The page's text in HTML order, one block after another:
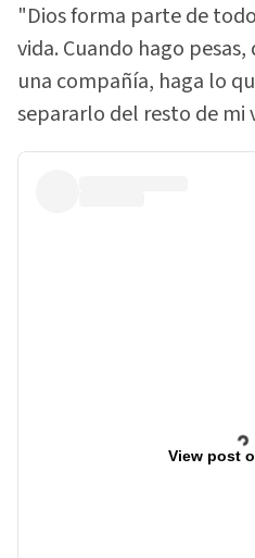
"Dios forma parte de
vida. Cuando hago
una compañía, haga lo
separarlo del resto de mi
View post